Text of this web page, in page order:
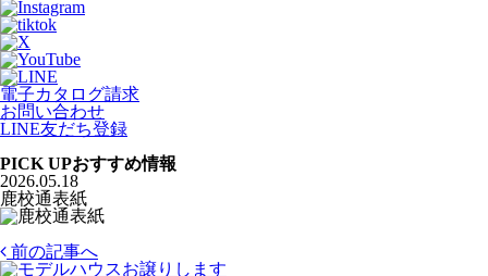
電子カタログ請求
お問い合わせ
LINE友だち登録
PICK UPおすすめ情報
2026.05.18
鹿校通表紙
前の記事へ